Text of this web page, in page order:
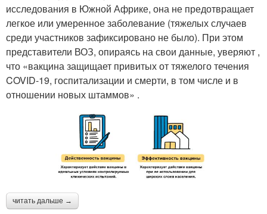
исследования в Южной Африке, она не предотвращает
легкое или умеренное заболевание (тяжелых случаев
среди участников зафиксировано не было). При этом
представители ВОЗ, опираясь на свои данные, уверяют ,
что «вакцина защищает привитых от тяжелого течения
COVID-19, госпитализации и смерти, в том числе и в
отношении новых штаммов» .
читать дальше →